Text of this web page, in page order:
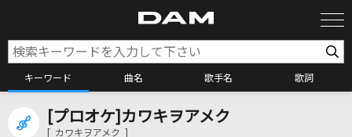
キーワード 曲名 歌手名 歌詞
カラオケ検索
[プロオケ]カワキヲアメク
[ カワキヲアメク ]